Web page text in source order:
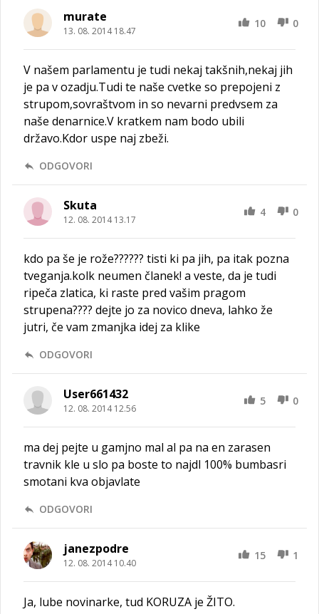
murate
13. 08. 2014 18.47
10 0
V našem parlamentu je tudi nekaj takšnih,nekaj jih
je pa v ozadju.Tudi te naše cvetke so prepojeni z
strupom,sovraštvom in so nevarni predvsem za
naše denarnice.V kratkem nam bodo ubili
državo.Kdor uspe naj zbeži.
ODGOVORI
Skuta
12. 08. 2014 13.17
4 0
kdo pa še je rože?????? tisti ki pa jih, pa itak pozna
tveganja.kolk neumen članek! a veste, da je tudi
ripeča zlatica, ki raste pred vašim pragom
strupena???? dejte jo za novico dneva, lahko že
jutri, če vam zmanjka idej za klike
ODGOVORI
User661432
12. 08. 2014 12.56
5 0
ma dej pejte u gamjno mal al pa na en zarasen
travnik kle u slo pa boste to najdl 100% bumbasri
smotani kva objavlate
ODGOVORI
janezpodre
12. 08. 2014 10.40
15 1
Ja, lube novinarke, tud KORUZA je ŽITO.